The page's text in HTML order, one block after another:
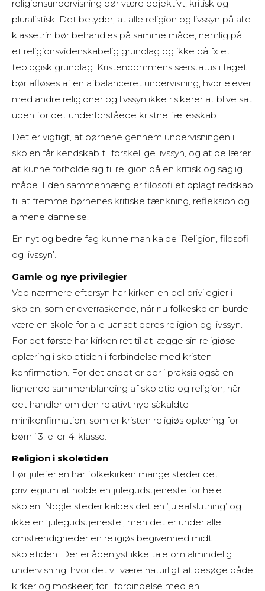
religionsundervisning bør være objektivt, kritisk og
pluralistisk. Det betyder, at alle religion og livssyn på alle
klassetrin bør behandles på samme måde, nemlig på
et religionsvidenskabelig grundlag og ikke på fx et
teologisk grundlag. Kristendommens særstatus i faget
bør afløses af en afbalanceret undervisning, hvor elever
med andre religioner og livssyn ikke risikerer at blive sat
uden for det underforståede kristne fællesskab.
Det er vigtigt, at børnene gennem undervisningen i
skolen får kendskab til forskellige livssyn, og at de lærer
at kunne forholde sig til religion på en kritisk og saglig
måde. I den sammenhæng er filosofi et oplagt redskab
til at fremme børnenes kritiske tænkning, refleksion og
almene dannelse.
En nyt og bedre fag kunne man kalde ’Religion, filosofi
og livssyn’.
Gamle og nye privilegier
Ved nærmere eftersyn har kirken en del privilegier i
skolen, som er overraskende, når nu folkeskolen burde
være en skole for alle uanset deres religion og livssyn.
For det første har kirken ret til at lægge sin religiøse
oplæring i skoletiden i forbindelse med kristen
konfirmation. For det andet er der i praksis også en
lignende sammenblanding af skoletid og religion, når
det handler om den relativt nye såkaldte
minikonfirmation, som er kristen religiøs oplæring for
børn i 3. eller 4. klasse.
Religion i skoletiden
Før juleferien har folkekirken mange steder det
privilegium at holde en julegudstjeneste for hele
skolen. Nogle steder kaldes det en ’juleafslutning’ og
ikke en ’julegudstjeneste’, men det er under alle
omstændigheder en religiøs begivenhed midt i
skoletiden. Der er åbenlyst ikke tale om almindelig
undervisning, hvor det vil være naturligt at besøge både
kirker og moskeer; for i forbindelse med en